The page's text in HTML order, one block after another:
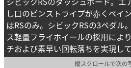
し口のピンストライプが赤くペイ
はRSのみ。シビックRSの3ペダル
ス軽量フライホイールの採用によ
チおよび素早い回転落ちを実現して
縦スクロールで次の